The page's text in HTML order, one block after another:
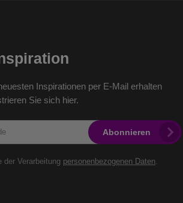
Inspirationen per E-Mail erhalten
Sie sich hier.
der Verarbeitung personenbezogenen Daten
Abonnieren